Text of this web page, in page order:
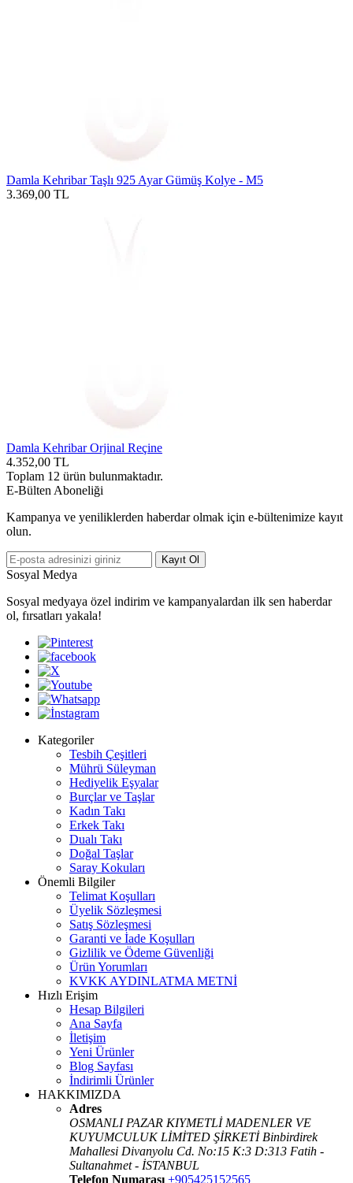
Damla Kehribar Taşlı 925 Ayar Gümüş Kolye - M5
3.369,00 TL
Damla Kehribar Orjinal Reçine
4.352,00 TL
Toplam 12 ürün bulunmaktadır.
E-Bülten Aboneliği
Kampanya ve yeniliklerden haberdar olmak için e-bültenimize kayıt
olun.
Kayıt Ol
Sosyal Medya
Sosyal medyaya özel indirim ve kampanyalardan ilk sen haberdar
ol, fırsatları yakala!
Kategoriler
Tesbih Çeşitleri
Mührü Süleyman
Hediyelik Eşyalar
Burçlar ve Taşlar
Kadın Takı
Erkek Takı
Dualı Takı
Doğal Taşlar
Saray Kokuları
Önemli Bilgiler
Telimat Koşulları
Üyelik Sözleşmesi
Satış Sözleşmesi
Garanti ve İade Koşulları
Gizlilik ve Ödeme Güvenliği
Ürün Yorumları
KVKK AYDINLATMA METNİ
Hızlı Erişim
Hesap Bilgileri
Ana Sayfa
İletişim
Yeni Ürünler
Blog Sayfası
İndirimli Ürünler
HAKKIMIZDA
Adres
OSMANLI PAZAR KIYMETLİ MADENLER VE
KUYUMCULUK LİMİTED ŞİRKETİ Binbirdirek
Mahallesi Divanyolu Cd. No:15 K:3 D:313 Fatih -
Sultanahmet - İSTANBUL
Telefon Numarası +905425152565